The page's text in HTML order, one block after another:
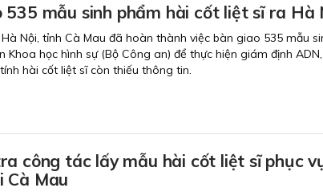
mẫu sinh phẩm hài cốt liệt sĩ ra Hà
Nội, tỉnh Cà Mau đã hoàn thành việc bàn giao 535 mẫu
Khoa học hình sự (Bộ Công an) để thực hiện giám định
hài cốt liệt sĩ còn thiếu thông tin.
công tác lấy mẫu hài cốt liệt sĩ phục
Cà Mau